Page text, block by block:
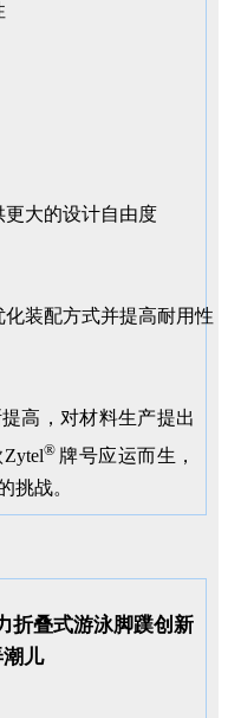
大的设计自由度
装配方式并提高耐用性
高，对材料生产提出
® 牌号应运而生，
挑战。
折叠式游泳脚蹼创新
儿